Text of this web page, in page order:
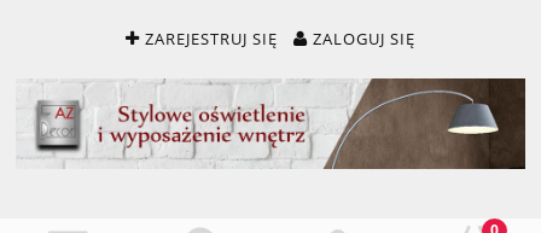
ZAREJESTRUJ SIĘ ZALOGUJ SIĘ